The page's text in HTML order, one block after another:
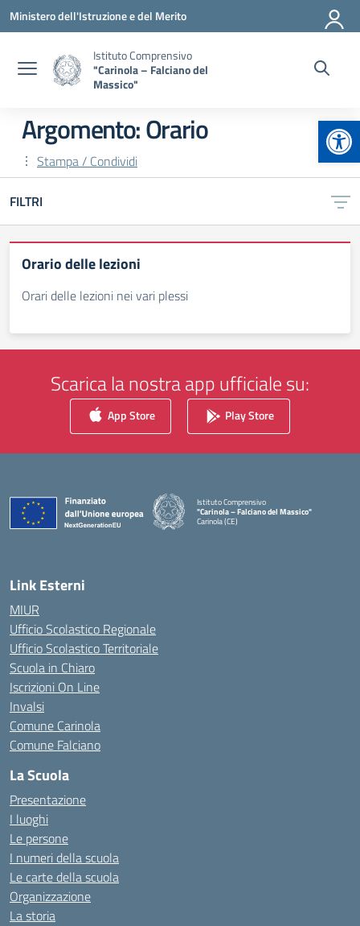
Vai ai contenuti
Vai al menu di navigazione
Vai al footer
Ministero dell'Istruzione e del Merito
Istituto Comprensivo
"Carinola – Falciano del
Massico"
Argomento: Orario
Stampa / Condividi
FILTRI
Orario delle lezioni
Orari delle lezioni nei vari plessi
Scarica la nostra app ufficiale su:
App Store Play Store
Istituto Comprensivo
"Carinola – Falciano del Massico"
Carinola (CE)
Link Esterni
MIUR
Ufficio Scolastico Regionale
Ufficio Scolastico Territoriale
Scuola in Chiaro
Iscrizioni On Line
Invalsi
Comune Carinola
Comune Falciano
La Scuola
Presentazione
I luoghi
Le persone
I numeri della scuola
Le carte della scuola
Organizzazione
La storia